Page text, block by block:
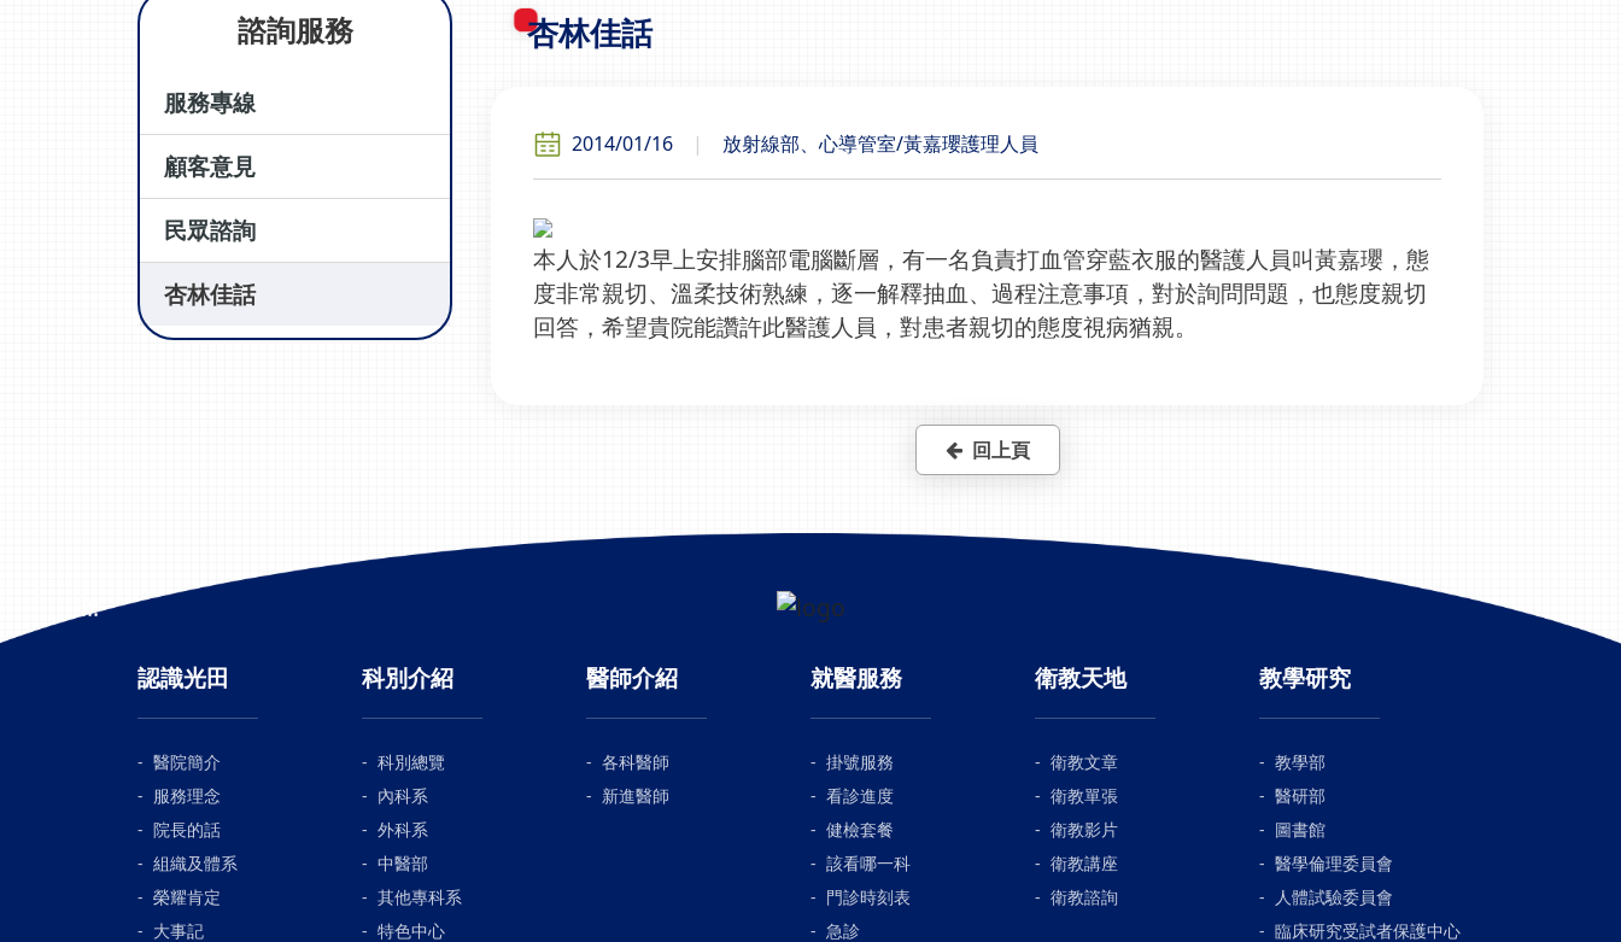
諮詢服務
服務專線
顧客意見
民眾諮詢
杏林佳話
杏林佳話
2014/01/16 放射線部、心導管室/黃嘉瓔護理人員
本人於12/3早上安排腦部電腦斷層，有一名負責打血管穿藍衣服的醫護人員叫黃嘉瓔，態
度非常親切、溫柔技術熟練，逐一解釋抽血、過程注意事項，對於詢問問題，也態度親切
回答，希望貴院能讚許此醫護人員，對患者親切的態度視病猶親。
回上頁
:::
認識光田
醫院簡介
服務理念
院長的話
組織及體系
榮耀肯定
大事記
科別介紹
科別總覽
內科系
外科系
中醫部
其他專科系
特色中心
醫師介紹
各科醫師
新進醫師
就醫服務
掛號服務
看診進度
健檢套餐
該看哪一科
門診時刻表
急診
衛教天地
衛教文章
衛教單張
衛教影片
衛教講座
衛教諮詢
教學研究
教學部
醫研部
圖書館
醫學倫理委員會
人體試驗委員會
臨床研究受試者保護中心